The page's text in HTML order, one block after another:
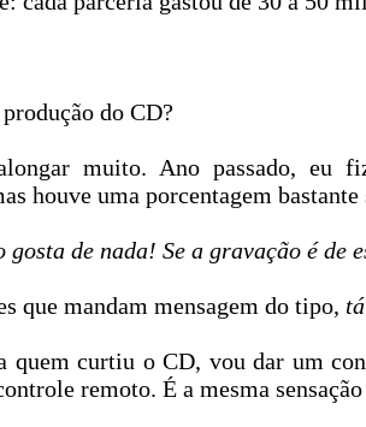
do CD?
muito. Ano passado, eu
houve uma porcentagem
gosta de nada! Se a gravação é
que mandam mensagem do tipo,
quem curtiu o CD, vou dar um
remoto. É a mesma